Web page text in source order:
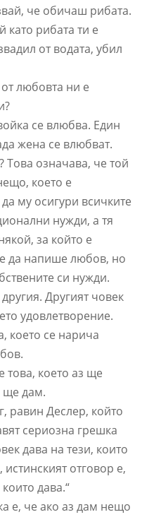
че обичаш рибата.
рибата ти е
от водата, убил
любовта ни е
се влюбва. Един
жена се влюбват.
Това означава, че той
което е
му осигури всичките
нужди, а тя
за който е
да напише любов, но
си нужди.
Другият човек
удовлетворение.
което се нарича
което аз ще
ще дам.
равин Деслер, който
сериозна грешка
дава на тези, които
отговор е,
дава.“
е, че ако аз дам нещо